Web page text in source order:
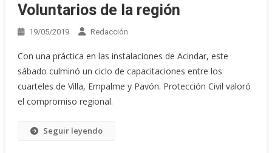
Voluntarios de la región
19/05/2019 Redacción
Con una práctica en las instalaciones de Acindar, este
sábado culminó un ciclo de capacitaciones entre los
cuarteles de Villa, Empalme y Pavón. Protección Civil valoró
el compromiso regional.
Seguir leyendo